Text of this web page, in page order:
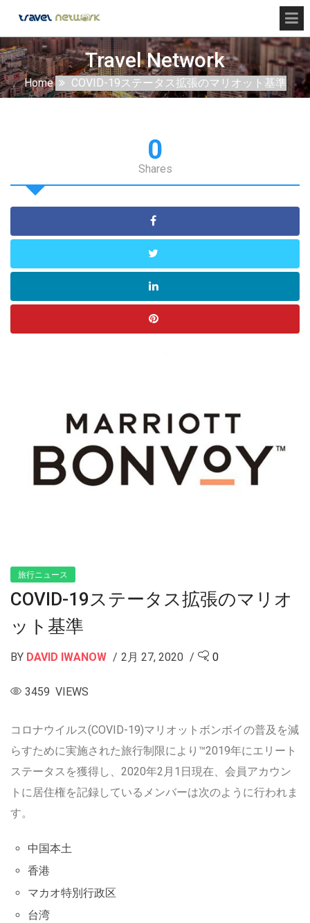
Travel Network
Home COVID-19ステータス拡張のマリオット基準
0
Shares
旅行ニュース
COVID-19ステータス拡張のマリオ
ット基準
BY DAVID IWANOW 2月 27, 2020 0
3459 VIEWS
コロナウイルス(COVID-19)マリオットボンボイの普及を減
らすために実施された旅行制限により™2019年にエリート
ステータスを獲得し、2020年2月1日現在、会員アカウン
トに居住権を記録しているメンバーは次のように行われま
す。
中国本土
香港
マカオ特別行政区
台湾